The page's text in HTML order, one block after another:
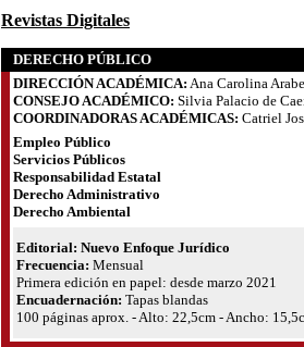
Revistas Digitales
DERECHO PÚBLICO
DIRECCIÓN ACADÉMICA: Ana Carolina
CONSEJO ACADÉMICO: Silvia Palacio de
COORDINADORAS ACADÉMICAS: Catriel
Empleo Público
Servicios Públicos
Responsabilidad Estatal
Derecho Administrativo
Derecho Ambiental
Editorial: Nuevo Enfoque Jurídico
Frecuencia: Mensual
Primera edición en papel: desde marzo 2021
Encuadernación: Tapas blandas
100 páginas aprox. - Alto: 22,5cm - Ancho: